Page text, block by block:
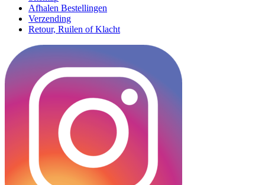
Afhalen Bestellingen
Verzending
Retour, Ruilen of Klacht